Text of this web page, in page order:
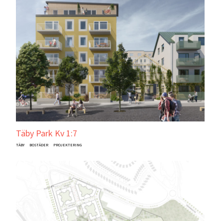
Täby Park Kv 1:7
TÄBY BOSTÄDER PROJEKTERING